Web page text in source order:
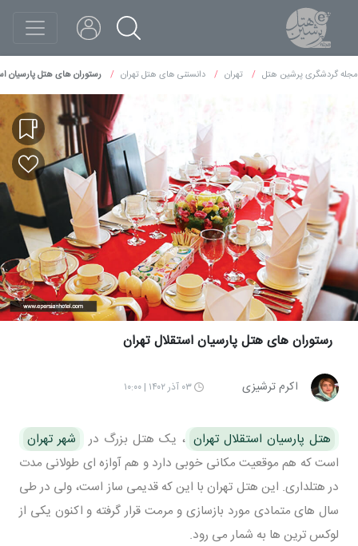
مجله گردشگری پرشین هتل تهران دانستنی های هتل تهران رستوران های هتل پارسیان
رستوران های هتل پارسیان استقلال تهران
اکرم ترشیزی ۰۳ آذر ۱۴۰۲ | ۱۰:۰۰
هتل پارسیان استقلال تهران ، یک هتل بزرگ در
شهر تهران
است که هم موقعیت مکانی خوبی دارد و هم آوازه ای طولانی مدت
در هتلداری. این هتل تهران با این که قدیمی ساز است، ولی در طی
سال های متمادی مورد بازسازی و مرمت قرار گرفته و اکنون یکی از
لوکس ترین ها به شمار می رود.